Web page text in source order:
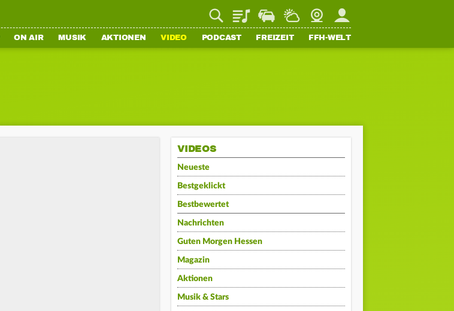
PlaylistStaupilotWetterWebcamMein FFH
ON AIR MUSIK AKTIONEN VIDEO PODCAST FREIZEIT FFH-WELT
VIDEOS
Neueste
Bestgeklickt
Bestbewertet
Nachrichten
Guten Morgen Hessen
Magazin
Aktionen
Musik & Stars